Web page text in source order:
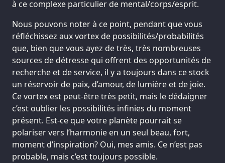
à ce complexe particulier de mental/corps/esprit.
Nous pouvons noter à ce point, pendant que vous
réfléchissez aux vortex de possibilités/probabilités
que, bien que vous ayez de très, très nombreuses
sources de détresse qui offrent des opportunités de
recherche et de service, il y a toujours dans ce stock
un réservoir de paix, d’amour, de lumière et de joie.
Ce vortex est peut-être très petit, mais le dédaigner
c’est oublier les possibilités infinies du moment
présent. Est-ce que votre planète pourrait se
polariser vers l’harmonie en un seul beau, fort,
moment d’inspiration? Oui, mes amis. Ce n’est pas
probable, mais c’est toujours possible.